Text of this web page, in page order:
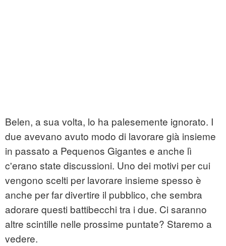
Belen, a sua volta, lo ha palesemente ignorato. I
due avevano avuto modo di lavorare già insieme
in passato a Pequenos Gigantes e anche lì
c'erano state discussioni. Uno dei motivi per cui
vengono scelti per lavorare insieme spesso è
anche per far divertire il pubblico, che sembra
adorare questi battibecchi tra i due. Ci saranno
altre scintille nelle prossime puntate? Staremo a
vedere.